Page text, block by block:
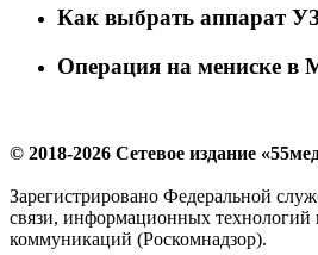
Как выбрать аппарат
Операция на мениске в
© 2018-2026 Сетевое издание
Зарегистрировано Федеральной
связи, информационных технологий
коммуникаций (Роскомнадзор).